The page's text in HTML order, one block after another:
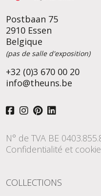
Postbaan 75
2910 Essen
Belgique
(pas de salle d'exposition)
+32 (0)3 670 00 20
info@theuns.be
N° de TVA BE
Confidentialité et
COLLECTIONS